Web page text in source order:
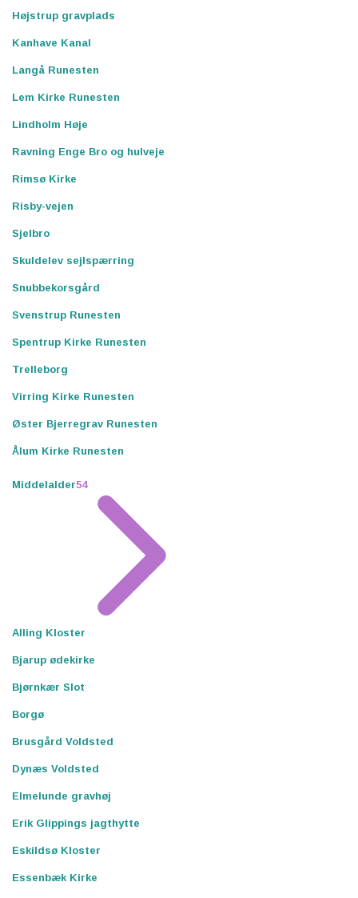
Højstrup gravplads
Kanhave Kanal
Langå Runesten
Lem Kirke Runesten
Lindholm Høje
Ravning Enge Bro og hulveje
Rimsø Kirke
Risby-vejen
Sjelbro
Skuldelev sejlspærring
Snubbekorsgård
Svenstrup Runesten
Spentrup Kirke Runesten
Trelleborg
Virring Kirke Runesten
Øster Bjerregrav Runesten
Ålum Kirke Runesten
Middelalder54
Alling Kloster
Bjarup ødekirke
Bjørnkær Slot
Borgø
Brusgård Voldsted
Dynæs Voldsted
Elmelunde gravhøj
Erik Glippings jagthytte
Eskildsø Kloster
Essenbæk Kirke